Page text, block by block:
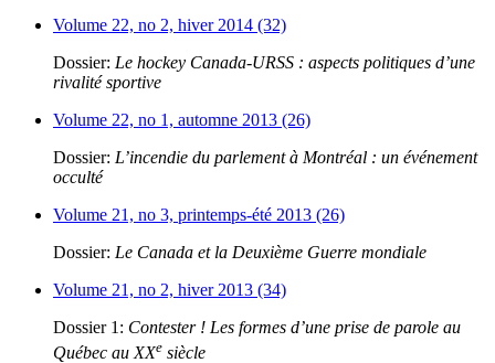
Volume 22, no 2, hiver 2014 (32)
Dossier: Le hockey Canada-URSS : aspects politiques d’une
rivalité sportive
Volume 22, no 1, automne 2013 (26)
Dossier: L’incendie du parlement à Montréal : un événement
occulté
Volume 21, no 3, printemps-été 2013 (26)
Dossier: Le Canada et la Deuxième Guerre mondiale
Volume 21, no 2, hiver 2013 (34)
Dossier 1: Contester ! Les formes d’une prise de parole au
Québec au XXe siècle